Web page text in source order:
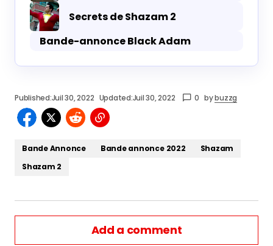
Secrets de Shazam 2
Bande-annonce Black Adam
Published:Juil 30, 2022 Updated:Juil 30, 2022 0 by buzzg
Bande Annonce Bande annonce 2022
Shazam
Shazam 2
Add a comment